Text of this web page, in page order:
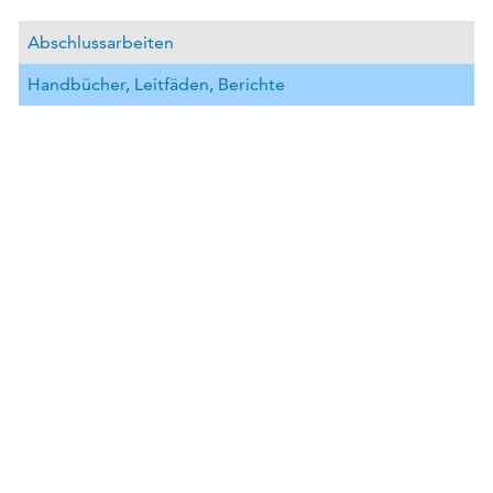
Abschlussarbeiten
Handbücher, Leitfäden, Berichte